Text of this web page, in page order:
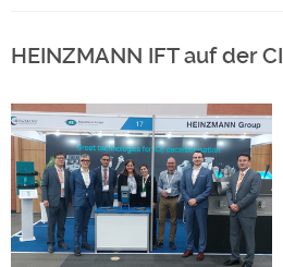
HEINZMANN IFT auf der